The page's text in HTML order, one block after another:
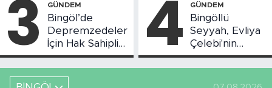
3 GÜNDEM
Bingöl’de
Depremzedeler
İçin Hak Sahipliği
Askı Süreci
Başladı
4 GÜNDEM
Bingöllü
Seyyah, Evliya
Çelebi'nin
Bahsettiği
Bingöl'deki O